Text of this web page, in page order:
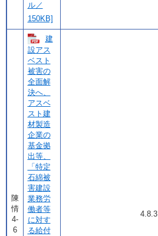
ル／
150KB]
陳
情
4-
6
建
設アス
ベスト
被害の
全面解
決へ、
アスベ
スト建
材製造
企業の
基金拠
出等、
「特定
石綿被
害建設
業務労
働者等
に対す
る給付
4.8.3